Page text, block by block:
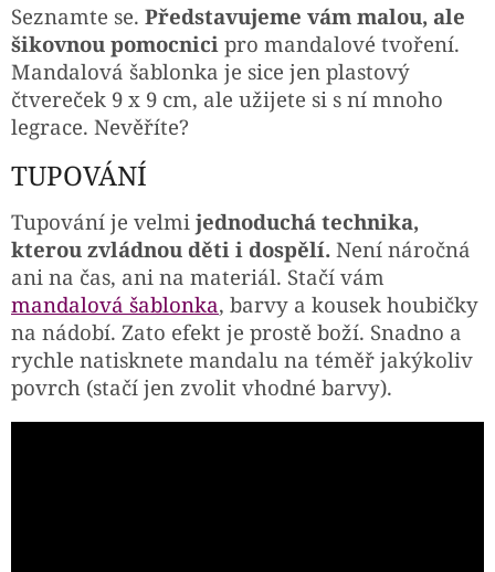
Seznamte se. Představujeme vám malou, ale
šikovnou pomocnici pro mandalové tvoření.
Mandalová šablonka je sice jen plastový
čtvereček 9 x 9 cm, ale užijete si s ní mnoho
legrace. Nevěříte?
TUPOVÁNÍ
Tupování je velmi jednoduchá technika,
kterou zvládnou děti i dospělí. Není náročná
ani na čas, ani na materiál. Stačí vám
mandalová šablonka, barvy a kousek houbičky
na nádobí. Zato efekt je prostě boží. Snadno a
rychle natisknete mandalu na téměř jakýkoliv
povrch (stačí jen zvolit vhodné barvy).